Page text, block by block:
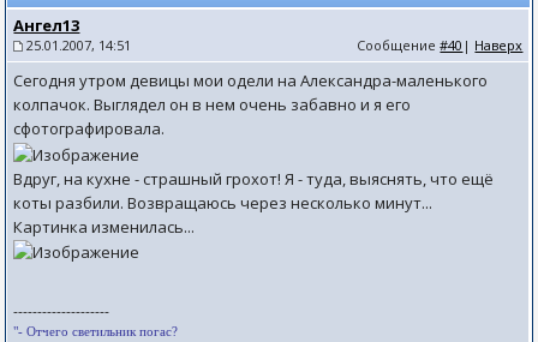
Ангел13
25.01.2007, 14:51 Сообщение#40 | Наверх
Сегодня утром девицы мои одели на Александра-маленького
колпачок. Выглядел он в нем очень забавно и я его
сфотографировала.
Вдруг, на кухне - страшный грохот! Я - туда, выяснять, что ещё
коты разбили. Возвращаюсь через несколько минут...
Картинка изменилась...
--------------------
"- Отчего светильник погас?